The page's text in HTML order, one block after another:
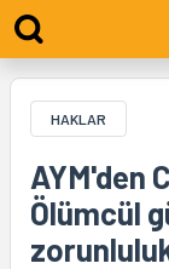
HAKLAR
AYM'den
Ölümcül